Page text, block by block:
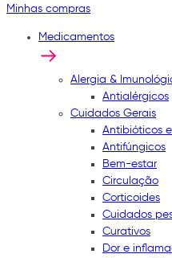
Minhas compras
Medicamentos
Alergia &
Antialérgicos
Cuidados Gerais
Antibióticos
Antifúngicos
Bem-estar
Circulação
Corticoides
Cuidados
Curativos
Dor e